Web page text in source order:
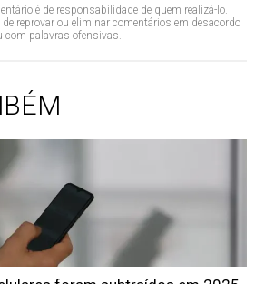
é de responsabilidade de quem realizá-lo.
reprovar ou eliminar comentários em desacordo
com palavras ofensivas.